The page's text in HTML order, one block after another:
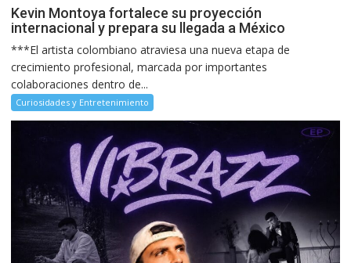
Kevin Montoya fortalece su proyección
internacional y prepara su llegada a México
***El artista colombiano atraviesa una nueva etapa de
crecimiento profesional, marcada por importantes
colaboraciones dentro de...
Curiosidades y Entretenimiento